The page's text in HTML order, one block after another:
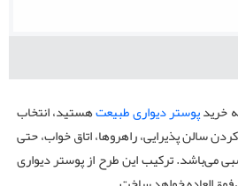
خریدپوستر دیواری طبیعتهستید، انتخاب
سالن پذیرایی، راهروها، اتاق خواب، حتی
می‌باشد. ترکیب این طرح از پوستر دیواری